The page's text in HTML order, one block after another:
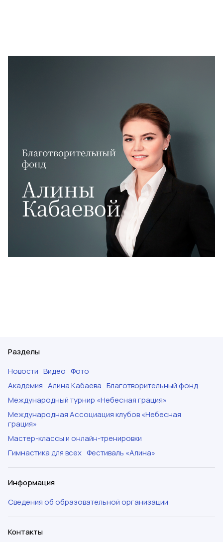
Разделы
Новости Видео Фото
Академия Алина Кабаева Благотворительный фонд
Международный турнир «Небесная грация»
Международная Ассоциация клубов «Небесная
грация»
Мастер-классы и онлайн-тренировки
Гимнастика для всех Фестиваль «Алина»
Информация
Сведения об образовательной организации
Контакты